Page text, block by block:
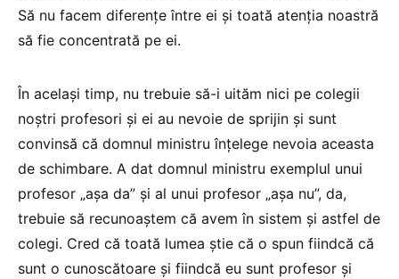
Să nu facem diferențe între ei și toată atenția noastră
să fie concentrată pe ei.
În același timp, nu trebuie să-i uităm nici pe colegii
noștri profesori și ei au nevoie de sprijin și sunt
convinsă că domnul ministru înțelege nevoia aceasta
de schimbare. A dat domnul ministru exemplul unui
profesor „așa da” și al unui profesor „așa nu”, da,
trebuie să recunoaștem că avem în sistem și astfel de
colegi. Cred că toată lumea știe că o spun fiindcă că
sunt o cunoscătoare și fiindcă eu sunt profesor și